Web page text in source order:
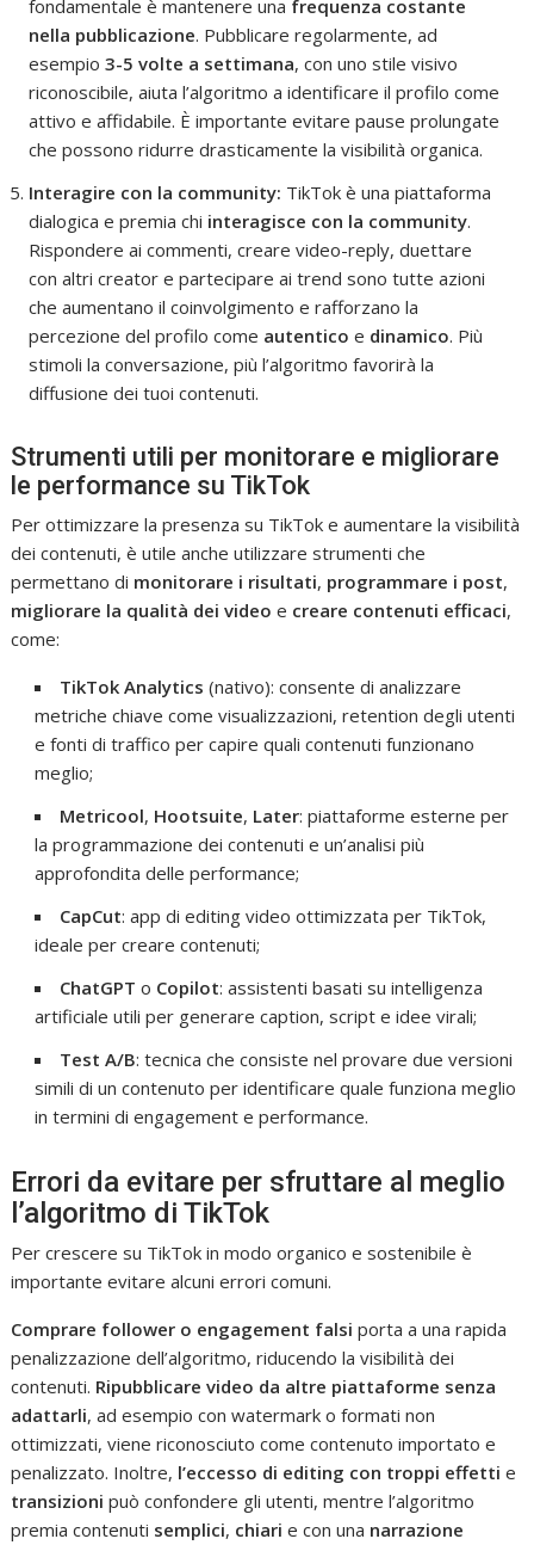
fondamentale è mantenere una frequenza costante
nella pubblicazione. Pubblicare regolarmente, ad
esempio 3-5 volte a settimana, con uno stile visivo
riconoscibile, aiuta l’algoritmo a identificare il profilo come
attivo e affidabile. È importante evitare pause prolungate
che possono ridurre drasticamente la visibilità organica.
Interagire con la community: TikTok è una piattaforma
dialogica e premia chi interagisce con la community.
Rispondere ai commenti, creare video-reply, duettare
con altri creator e partecipare ai trend sono tutte azioni
che aumentano il coinvolgimento e rafforzano la
percezione del profilo come autentico e dinamico. Più
stimoli la conversazione, più l’algoritmo favorirà la
diffusione dei tuoi contenuti.
Strumenti utili per monitorare e migliorare
le performance su TikTok
Per ottimizzare la presenza su TikTok e aumentare la visibilità
dei contenuti, è utile anche utilizzare strumenti che
permettano di monitorare i risultati, programmare i post,
migliorare la qualità dei video e creare contenuti efficaci,
come:
TikTok Analytics (nativo): consente di analizzare
metriche chiave come visualizzazioni, retention degli utenti
e fonti di traffico per capire quali contenuti funzionano
meglio;
Metricool, Hootsuite, Later: piattaforme esterne per
la programmazione dei contenuti e un’analisi più
approfondita delle performance;
CapCut: app di editing video ottimizzata per TikTok,
ideale per creare contenuti;
ChatGPT o Copilot: assistenti basati su intelligenza
artificiale utili per generare caption, script e idee virali;
Test A/B: tecnica che consiste nel provare due versioni
simili di un contenuto per identificare quale funziona meglio
in termini di engagement e performance.
Errori da evitare per sfruttare al meglio
l’algoritmo di TikTok
Per crescere su TikTok in modo organico e sostenibile è
importante evitare alcuni errori comuni.
Comprare follower o engagement falsi porta a una rapida
penalizzazione dell’algoritmo, riducendo la visibilità dei
contenuti. Ripubblicare video da altre piattaforme senza
adattarli, ad esempio con watermark o formati non
ottimizzati, viene riconosciuto come contenuto importato e
penalizzato. Inoltre, l’eccesso di editing con troppi effetti e
transizioni può confondere gli utenti, mentre l’algoritmo
premia contenuti semplici, chiari e con una narrazione